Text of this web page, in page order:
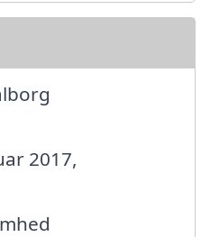
2017,